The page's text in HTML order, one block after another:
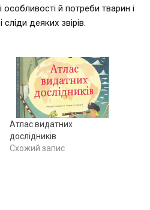
й потреби тварин і
деяких звірів.
Атлас видатних
дослідників
Схожий запис